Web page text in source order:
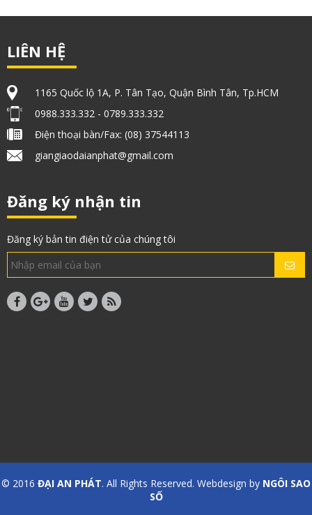
LIÊN HỆ
1165 Quốc lộ 1A, P. Tân Tạo, Quận Bình Tân, Tp.HCM
0988.333.332 - 0789.333.332
Điện thoại bàn/Fax: (08) 37544113
giangiaodaianphat@gmail.com
Đăng ký nhận tin
Đăng ký bản tin điện tử của chúng tôi
© 2016 ĐẠI AN PHÁT. All Rights Reserved. Webdesign by NGÔI SAO
SỐ